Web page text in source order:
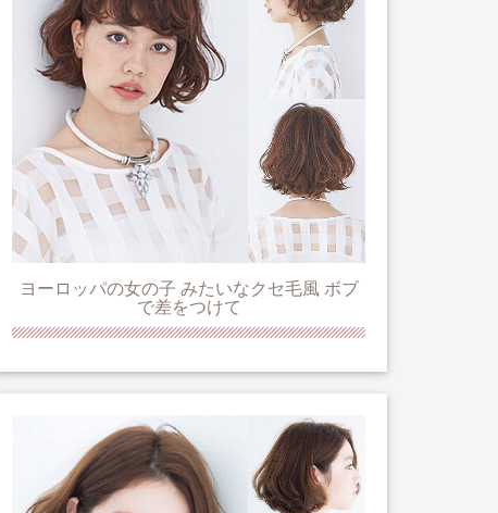
ヨーロッパの女の子 みたいなクセ毛風 ボブ
で差をつけて